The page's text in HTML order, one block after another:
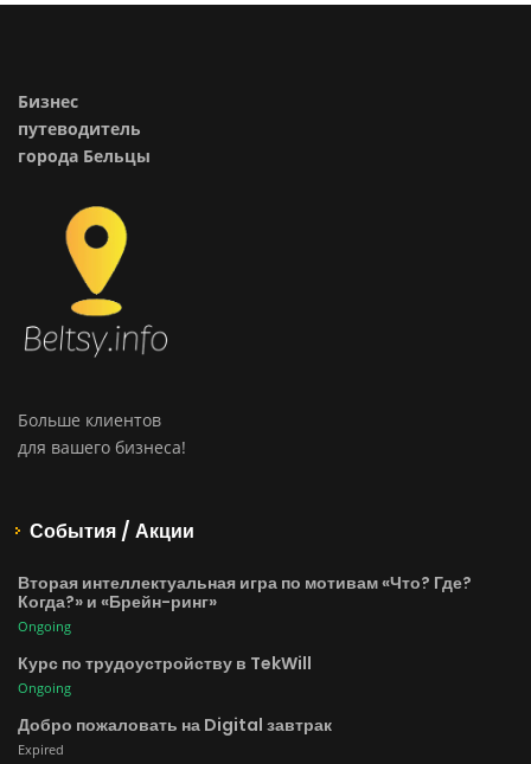
Бизнес
путеводитель
города Бельцы
Больше клиентов
для вашего бизнеса!
События / Акции
Вторая интеллектуальная игра по мотивам «Что? Где?
Когда?» и «Брейн-ринг»
Ongoing
Курс по трудоустройству в TekWill
Ongoing
Добро пожаловать на Digital завтрак
Expired